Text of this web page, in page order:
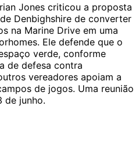
Jones criticou a proposta
Denbighshire de converter
na Marine Drive em uma
Ele defende que o
verde, conforme
de defesa contra
vereadores apoiam a
de jogos. Uma reunião
de junho.